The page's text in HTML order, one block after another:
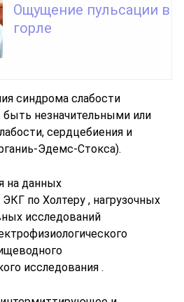
Ощущение пульсации в
горле
синдрома слабости
быть незначительными или
сердцебиения и
Эдемс-Стокса).
на данных
по Холтеру , нагрузочных
исследований
исследования .